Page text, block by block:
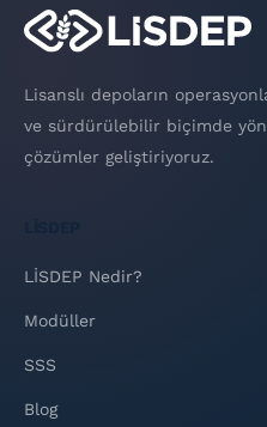
Lisanslı depoların
ve sürdürülebilir biçimde
çözümler geliştiriyoruz.
LİSDEP Nedir?
Modüller
SSS
Blog